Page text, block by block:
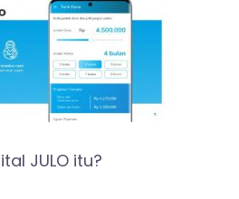
JULO itu?